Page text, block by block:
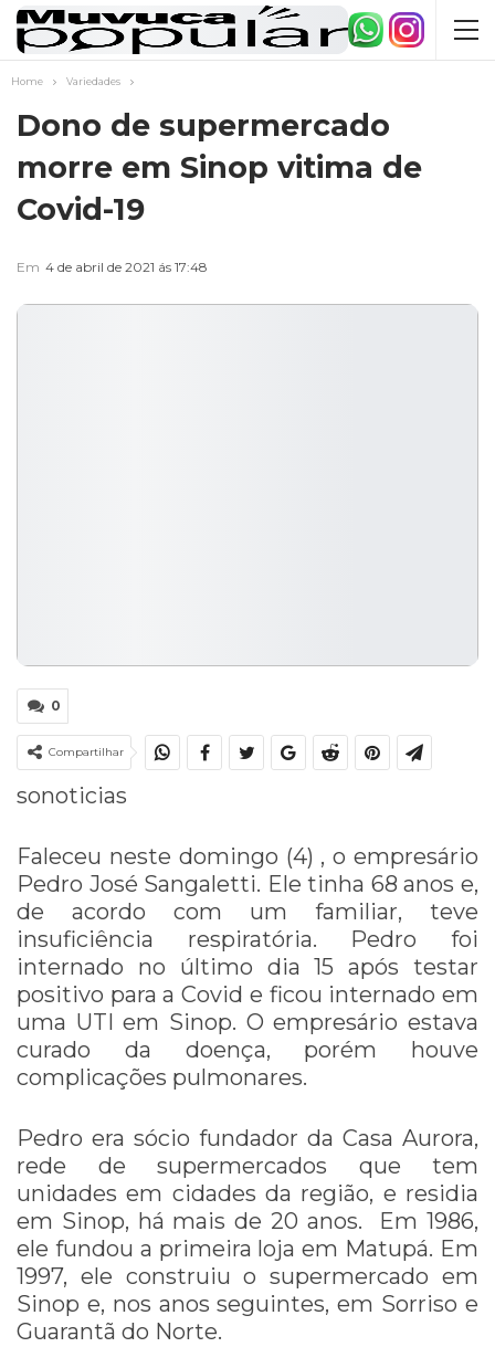
Home Variedades
Dono de supermercado
morre em Sinop vitima de
Covid-19
Em 4 de abril de 2021 ás 17:48
0
Compartilhar
sonoticias
Faleceu neste domingo (4) , o empresário
Pedro José Sangaletti. Ele tinha 68 anos e,
de acordo com um familiar, teve
insuficiência respiratória. Pedro foi
internado no último dia 15 após testar
positivo para a Covid e ficou internado em
uma UTI em Sinop. O empresário estava
curado da doença, porém houve
complicações pulmonares.
Pedro era sócio fundador da Casa Aurora,
rede de supermercados que tem
unidades em cidades da região, e residia
em Sinop, há mais de 20 anos. Em 1986,
ele fundou a primeira loja em Matupá. Em
1997, ele construiu o supermercado em
Sinop e, nos anos seguintes, em Sorriso e
Guarantã do Norte.